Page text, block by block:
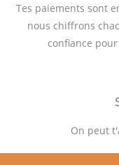
Tes paiements sont
nous chiffrons
confiance
On peut